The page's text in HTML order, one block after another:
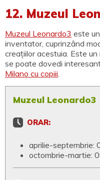
12. Muzeul
Muzeul Leonardo3 este
inventator, cuprinzând
creațiilor acestuia. Este
se poate dovedi
Milano cu copiii
Muzeul Leonardo3
ORAR:
aprilie-septembrie:
octombrie-martie: